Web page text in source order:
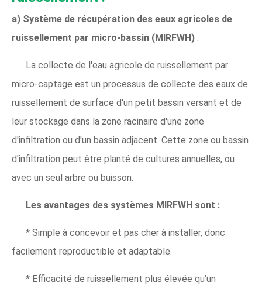
a) Système de récupération des eaux agricoles de
ruissellement par micro-bassin (MIRFWH) :
La collecte de l'eau agricole de ruissellement par
micro-captage est un processus de collecte des eaux de
ruissellement de surface d'un petit bassin versant et de
leur stockage dans la zone racinaire d'une zone
d'infiltration ou d'un bassin adjacent. Cette zone ou bassin
d'infiltration peut être planté de cultures annuelles, ou
avec un seul arbre ou buisson.
Les avantages des systèmes MIRFWH sont :
* Simple à concevoir et pas cher à installer, donc
facilement reproductible et adaptable.
* Efficacité de ruissellement plus élevée qu'un